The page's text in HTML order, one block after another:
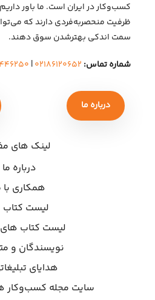
کسب‌وکار در ایران است. ما باور
ظرفیت منحصربه‌فردی دارند که
سمت اندکی بهتر‌شدن سوق دهند.
شماره تماس: ۰۲۱۸۶۱۲۰۶۵۲|
درباره ما
لینک های
درباره ما
همکاری با
لیست کتاب
لیست کتاب
نویسندگان و
هدایای
سایت مجله کسب‌وکار